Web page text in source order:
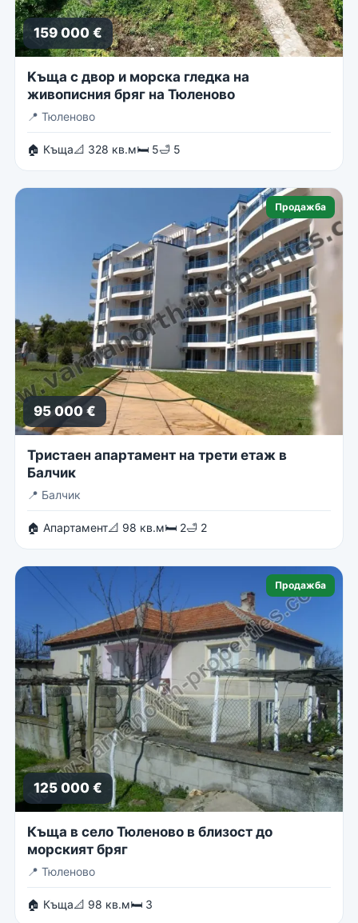
159 000 €
Kъща с двор и морска гледка на
живописния бряг на Тюленово
📍 Тюленово
🏠 Къща📐 328 кв.м🛏 5🛁 5
Продажба
95 000 €
Тристаен апартамент на трети етаж в
Балчик
📍 Балчик
🏠 Апартамент📐 98 кв.м🛏 2🛁 2
Продажба
125 000 €
Къща в село Тюленово в близост до
морският бряг
📍 Тюленово
🏠 Къща📐 98 кв.м🛏 3